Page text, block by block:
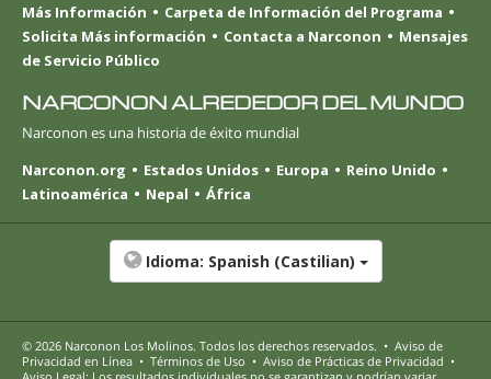
Más Información
Carpeta de Información del Programa
Solicita Más información
Contacta a Narconon
Mensajes
de Servicio Público
NARCONON ALREDEDOR DEL MUNDO
Narconon es una historia de éxito mundial
Narconon.org
Estados Unidos Europa
Reino Unido
Latinoamérica
Nepal África
Idioma: Spanish (Castilian)
© 2026 Narconon Los Molinos. Todos los derechos reservados. • Aviso de
Privacidad en Línea • Términos de Uso • Aviso de Prácticas de Privacidad •